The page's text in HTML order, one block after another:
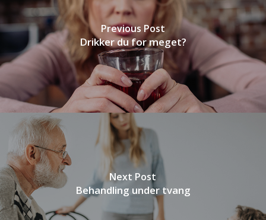
Previous Post
Drikker du for meget?
Next Post
Behandling under tvang